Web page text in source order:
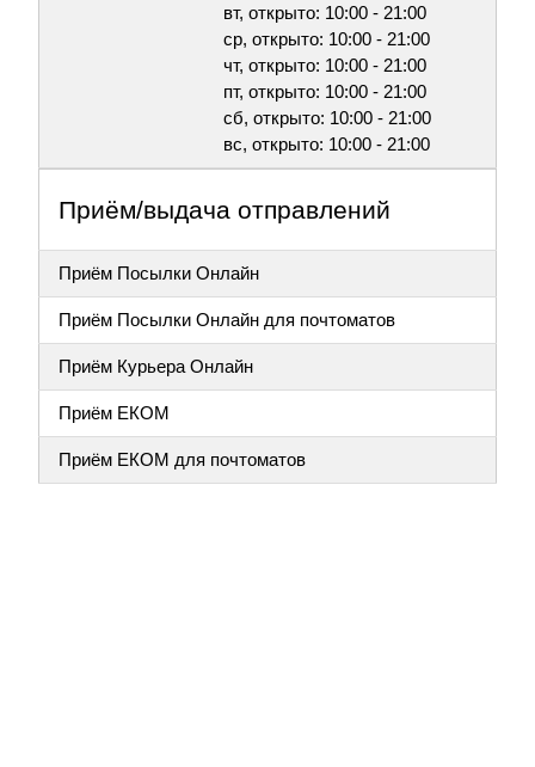
вт, открыто: 10:00 - 21:00
ср, открыто: 10:00 - 21:00
чт, открыто: 10:00 - 21:00
пт, открыто: 10:00 - 21:00
сб, открыто: 10:00 - 21:00
вс, открыто: 10:00 - 21:00
Приём/выдача отправлений
Приём Посылки Онлайн
Приём Посылки Онлайн для почтоматов
Приём Курьера Онлайн
Приём ЕКОМ
Приём ЕКОМ для почтоматов